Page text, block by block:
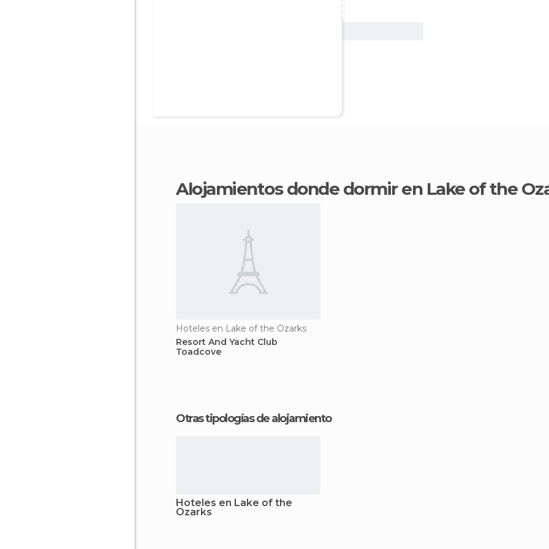
Alojamientos donde dormir en Lake of the
Hoteles en Lake of the Ozarks
Resort And Yacht Club
Toadcove
Otras tipologías de alojamiento
Hoteles en Lake of the
Ozarks